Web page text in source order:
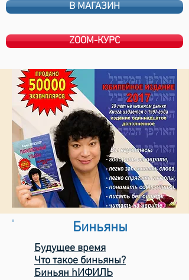
В МАГАЗИН
ZOOM-КУРС
Биньяны
Будущее время
Что такое биньяны?
Биньян hИФИЛЬ